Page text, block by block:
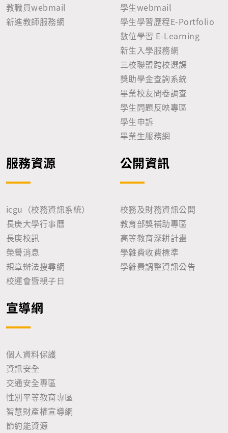
教職員webmail
新進教師服務網
學生webmail
學生學習歷程E-Portfolio
數位學習 E-Learning
新生入學服務網
三校聯盟跨校選課
獎助學金查詢系統
畢業校友問卷調查
學生問題反映專區
學生申訴
畢業生服務網
服務資源
icgu（校務資訊系統）
長庚大學行事曆
長庚校訊
榮譽消息
規章辦法搜尋網
校運會暨親子日
公開資訊
校務及財務資訊公開
教育部獎補助專區
高等教育深耕計畫
學雜費收費標準
學雜費調整資訊公告
宣導網
個人資料保護
資訊安全
交通安全專區
性別平等教育專區
智慧財產權宣導網
節約能資源